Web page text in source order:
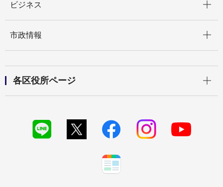
ビジネス
市政情報
各区役所ページ